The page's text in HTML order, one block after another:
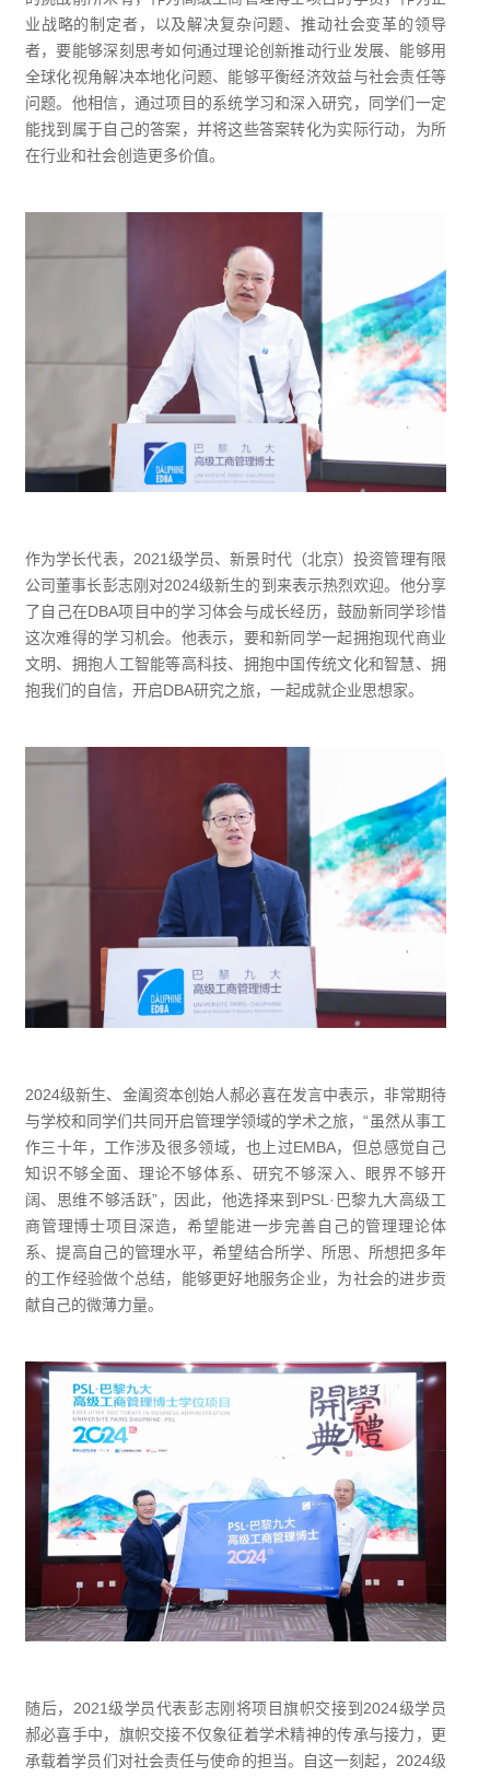
业战略的制定者，以及解决复杂问题、推动社会变革的领导
者，要能够深刻思考如何通过理论创新推动行业发展、能够用
全球化视角解决本地化问题、能够平衡经济效益与社会责任等
问题。他相信，通过项目的系统学习和深入研究，同学们一定
能找到属于自己的答案，并将这些答案转化为实际行动，为所
在行业和社会创造更多价值。
作为学长代表，2021级学员、新景时代（北京）投资管理有限
公司董事长彭志刚对2024级新生的到来表示热烈欢迎。他分享
了自己在DBA项目中的学习体会与成长经历，鼓励新同学珍惜
这次难得的学习机会。他表示，要和新同学一起拥抱现代商业
文明、拥抱人工智能等高科技、拥抱中国传统文化和智慧、拥
抱我们的自信，开启DBA研究之旅，一起成就企业思想家。
2024级新生、金阖资本创始人郝必喜在发言中表示，非常期待
与学校和同学们共同开启管理学领域的学术之旅，“虽然从事工
作三十年，工作涉及很多领域，也上过EMBA，但总感觉自己
知识不够全面、理论不够体系、研究不够深入、眼界不够开
阔、思维不够活跃”，因此，他选择来到PSL·巴黎九大高级工
商管理博士项目深造，希望能进一步完善自己的管理理论体
系、提高自己的管理水平，希望结合所学、所思、所想把多年
的工作经验做个总结，能够更好地服务企业，为社会的进步贡
献自己的微薄力量。
随后，2021级学员代表彭志刚将项目旗帜交接到2024级学员
郝必喜手中，旗帜交接不仅象征着学术精神的传承与接力，更
承载着学员们对社会责任与使命的担当。自这一刻起，2024级